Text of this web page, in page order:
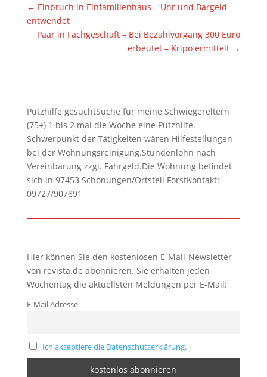
← Einbruch in Einfamilienhaus – Uhr und Bargeld
entwendet
Paar in Fachgeschäft – Bei Bezahlvorgang 300 Euro
erbeutet – Kripo ermittelt →
Putzhilfe gesuchtSuche für meine Schwiegereltern
(75+) 1 bis 2 mal die Woche eine Putzhilfe.
Schwerpunkt der Tätigkeiten wären Hilfestellungen
bei der Wohnungsreinigung.Stundenlohn nach
Vereinbarung zzgl. Fahrgeld.Die Wohnung befindet
sich in 97453 Schonungen/Ortsteil ForstKontakt:
09727/907891
Hier können Sie den kostenlosen E-Mail-Newsletter
von revista.de abonnieren. Sie erhalten jeden
Wochentag die aktuellsten Meldungen per E-Mail:
E-Mail Adresse
Ich akzeptiere die Datenschutzerklärung.